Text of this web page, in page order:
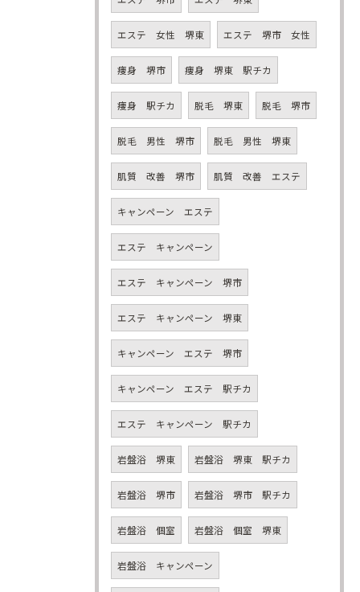
エステ 女性 堺東 エステ 堺市 女性
痩身 堺市 痩身 堺東 駅チカ
痩身 駅チカ 脱毛 堺東 脱毛 堺市
脱毛 男性 堺市 脱毛 男性 堺東
肌質 改善 堺市 肌質 改善 エステ
キャンペーン エステ
エステ キャンペーン
エステ キャンペーン 堺市
エステ キャンペーン 堺東
キャンペーン エステ 堺市
キャンペーン エステ 駅チカ
エステ キャンペーン 駅チカ
岩盤浴 堺東 岩盤浴 堺東 駅チカ
岩盤浴 堺市 岩盤浴 堺市 駅チカ
岩盤浴 個室 岩盤浴 個室 堺東
岩盤浴 キャンペーン